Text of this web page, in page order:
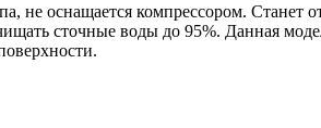
не оснащается компрессором.
сточные воды до 95%. Данная